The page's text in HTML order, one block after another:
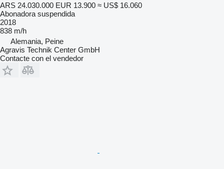
ARS 24.030.000 EUR 13.900 ≈ US$ 16.060
Abonadora suspendida
2018
838 m/h
Alemania, Peine
Agravis Technik Center GmbH
Contacte con el vendedor